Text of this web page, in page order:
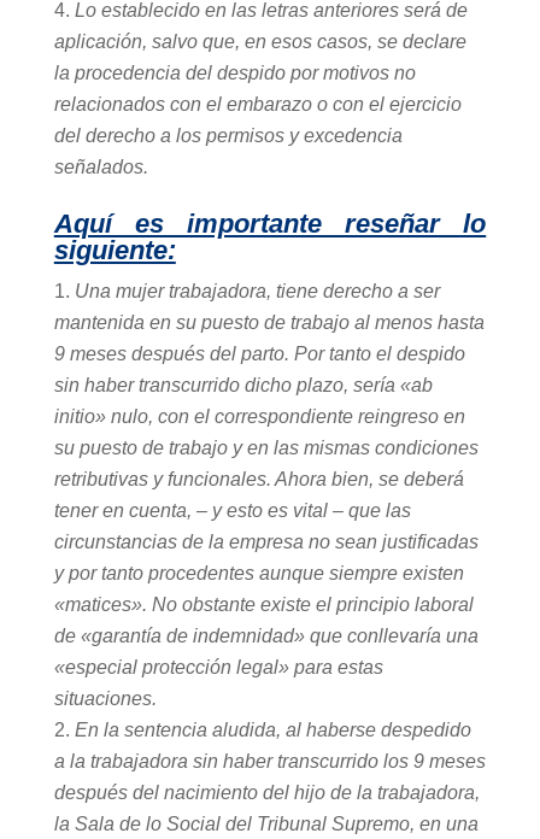
Lo establecido en las letras anteriores será de
aplicación, salvo que, en esos casos, se declare
la procedencia del despido por motivos no
relacionados con el embarazo o con el ejercicio
del derecho a los permisos y excedencia
señalados.
Aquí es importante reseñar lo
siguiente:
Una mujer trabajadora, tiene derecho a ser
mantenida en su puesto de trabajo al menos hasta
9 meses después del parto. Por tanto el despido
sin haber transcurrido dicho plazo, sería «ab
initio» nulo, con el correspondiente reingreso en
su puesto de trabajo y en las mismas condiciones
retributivas y funcionales. Ahora bien, se deberá
tener en cuenta, – y esto es vital – que las
circunstancias de la empresa no sean justificadas
y por tanto procedentes aunque siempre existen
«matices». No obstante existe el principio laboral
de «garantía de indemnidad» que conllevaría una
«especial protección legal» para estas
situaciones.
En la sentencia aludida, al haberse despedido
a la trabajadora sin haber transcurrido los 9 meses
después del nacimiento del hijo de la trabajadora,
la Sala de lo Social del Tribunal Supremo, en una